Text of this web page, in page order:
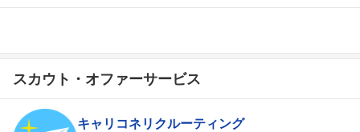
スカウト・オファーサービス
キャリコネリクルーティング